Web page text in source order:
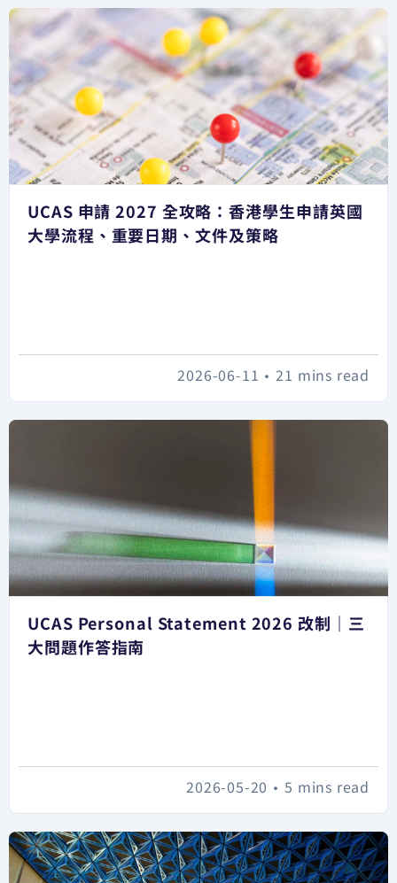
UCAS 申請 2027 全攻略：香港學生申請英國
大學流程、重要日期、文件及策略
21 mins read
•
2026-06-11
UCAS Personal Statement 2026 改制｜三
大問題作答指南
5 mins read
•
2026-05-20